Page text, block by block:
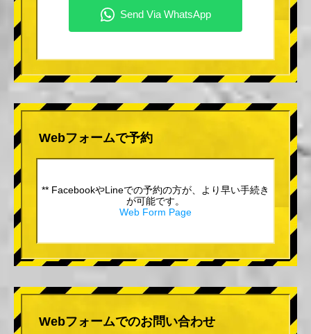
Webフォームで予約
** FacebookやLineでの予約の方が、より早い手続き
が可能です。
Web Form Page
Webフォームでのお問い合わせ